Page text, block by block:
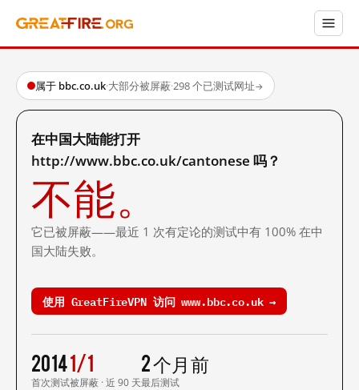
属于 bbc.co.uk·大部分被屏蔽·298 个已测试网址→
在中国大陆能打开
http://www.bbc.co.uk/cantonese 吗？
不能。
它已被屏蔽——最近 1 次有定论的测试中有 100% 在中
国大陆失败。
使用 GreatFireVPN 访问 www.bbc.co.uk →
2014
首次测试
1/1
被屏蔽 · 近 90 天
2 个月前
最后测试